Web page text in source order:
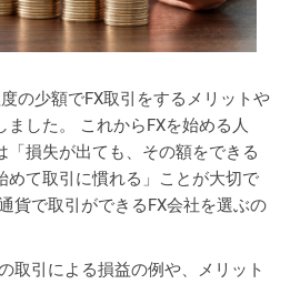
の少額でFX取引をするメリットや
した。 これからFXを始める人
「損失が出ても、その額をできる
めて取引に慣れる」ことが大切で
貨で取引ができるFX会社を選ぶの
取引による損益の例や、メリット